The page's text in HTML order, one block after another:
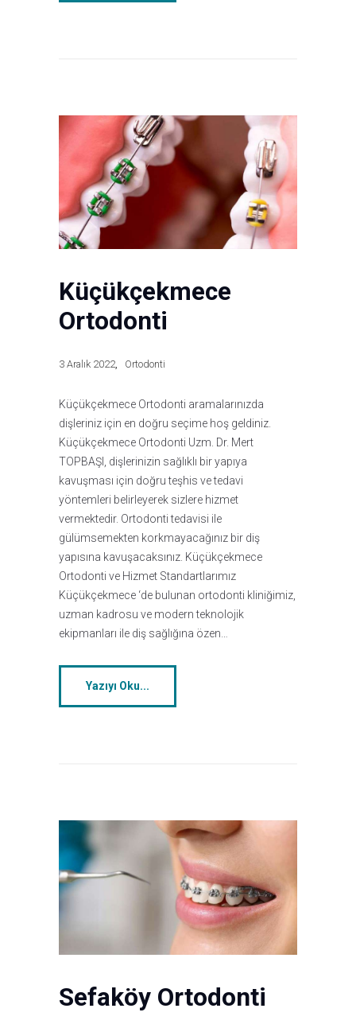
Küçükçekmece
Ortodonti
3 Aralık 2022 Ortodonti
Küçükçekmece Ortodonti aramalarınızda
dişleriniz için en doğru seçime hoş geldiniz.
Küçükçekmece Ortodonti Uzm. Dr. Mert
TOPBAŞI, dişlerinizin sağlıklı bir yapıya
kavuşması için doğru teşhis ve tedavi
yöntemleri belirleyerek sizlere hizmet
vermektedir. Ortodonti tedavisi ile
gülümsemekten korkmayacağınız bir diş
yapısına kavuşacaksınız. Küçükçekmece
Ortodonti ve Hizmet Standartlarımız
Küçükçekmece ‘de bulunan ortodonti kliniğimiz,
uzman kadrosu ve modern teknolojik
ekipmanları ile diş sağlığına özen…
Yazıyı Oku...
Sefaköy Ortodonti